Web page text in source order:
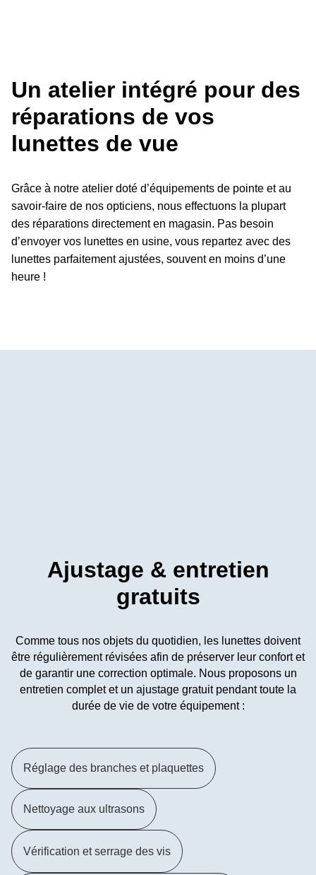
Un atelier intégré pour des
réparations de vos
lunettes de vue
Grâce à notre atelier doté d’équipements de pointe et au
savoir-faire de nos opticiens, nous effectuons la plupart
des réparations directement en magasin. Pas besoin
d’envoyer vos lunettes en usine, vous repartez avec des
lunettes parfaitement ajustées, souvent en moins d’une
heure !
Ajustage & entretien
gratuits
Comme tous nos objets du quotidien, les lunettes doivent
être régulièrement révisées afin de préserver leur confort et
de garantir une correction optimale. Nous proposons un
entretien complet et un ajustage gratuit pendant toute la
durée de vie de votre équipement :
Réglage des branches et plaquettes
Nettoyage aux ultrasons
Vérification et serrage des vis